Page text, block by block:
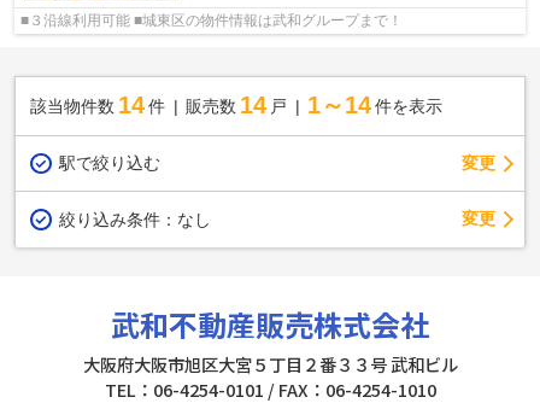
■３沿線利用可能 ■城東区の物件情報は武和グループまで！
該当物件数 14件 販売数 14 戸 1～14 件を表示
駅で絞り込む 変更
絞り込み条件： なし 変更
武和不動産販売株式会社
大阪府大阪市旭区大宮５丁目２番３３号 武和ビル
TEL：06-4254-0101 / FAX：06-4254-1010